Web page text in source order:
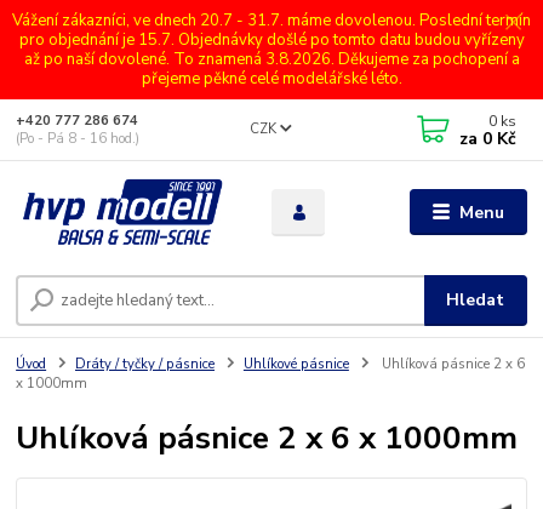
Vážení zákazníci, ve dnech 20.7 - 31.7. máme dovolenou. Poslední termín
pro objednání je 15.7. Objednávky došlé po tomto datu budou vyřízeny
až po naší dovolené. To znamená 3.8.2026. Děkujeme za pochopení a
přejeme pěkné celé modelářské léto.
Menu
CZK
Hledat
+420 777 286 674
(Po - Pá 8 - 16 hod.)
0 ks
za 0 Kč
Úvod Dráty / tyčky / pásnice Uhlíkové pásnice
Uhlíková pásnice 2 x 6
x 1000mm
Uhlíková pásnice 2 x 6 x 1000mm